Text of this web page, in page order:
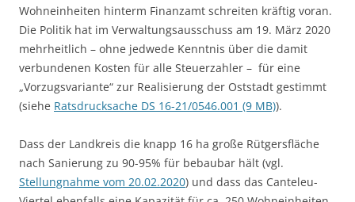
Wohneinheiten hinterm Finanzamt schreiten kräftig voran.
Die Politik hat im Verwaltungsausschuss am 19. März 2020
mehrheitlich – ohne jedwede Kenntnis über die damit
verbundenen Kosten für alle Steuerzahler – für eine
„Vorzugsvariante“ zur Realisierung der Oststadt gestimmt
(siehe Ratsdrucksache DS 16-21/0546.001 (9 MB)).
Dass der Landkreis die knapp 16 ha große Rütgersfläche
nach Sanierung zu 90-95% für bebaubar hält (vgl.
Stellungnahme vom 20.02.2020) und dass das Canteleu-